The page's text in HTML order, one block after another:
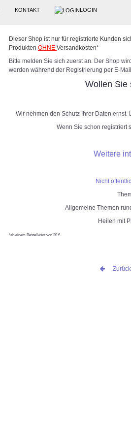
KONTAKT LOGIN
Dieser Shop ist nur für registrierte Kunden
Produkten OHNE Versandkosten*
Bitte melden Sie sich zuerst an. Der Shop
werden während der Registrierung per E-
Wollen Sie
Wir nehmen den Schutz Ihrer Daten ernst.
Wenn Sie schon registriert
Weitere
Nicht
Allgemeine Themen
Heilen mit
*ab einem Bestellwert von 30 €
Zurück